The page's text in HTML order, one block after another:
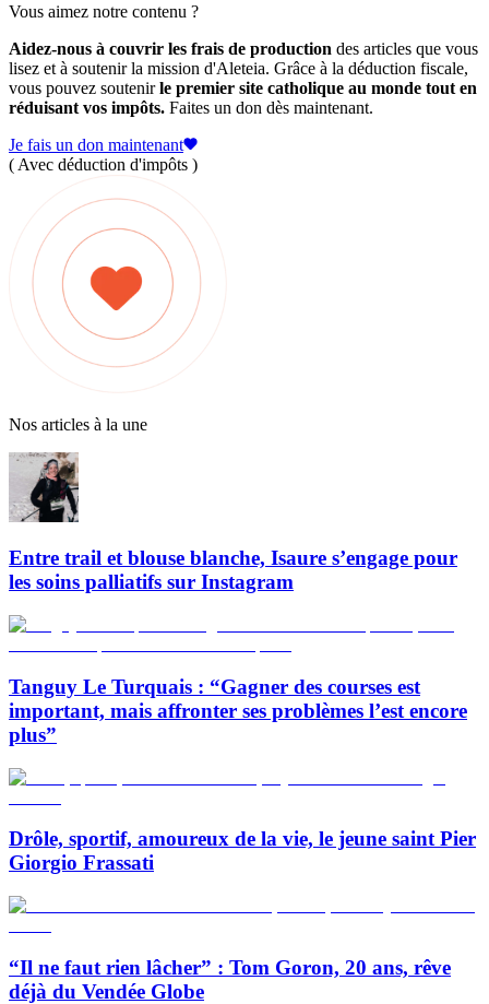
Vous aimez notre contenu ?
Aidez-nous à couvrir les frais de production des articles que vous
lisez et à soutenir la mission d'Aleteia. Grâce à la déduction fiscale,
vous pouvez soutenirle premier site catholique au monde tout en
réduisant vos impôts. Faites un don dès maintenant.
Je fais un don maintenant
( Avec déduction d'impôts )
Nos articles à la une
Entre trail et blouse blanche, Isaure s’engage pour
les soins palliatifs sur Instagram
Tanguy Le Turquais : “Gagner des courses est
important, mais affronter ses problèmes l’est encore
plus”
Drôle, sportif, amoureux de la vie, le jeune saint Pier
Giorgio Frassati
“Il ne faut rien lâcher” : Tom Goron, 20 ans, rêve
déjà du Vendée Globe